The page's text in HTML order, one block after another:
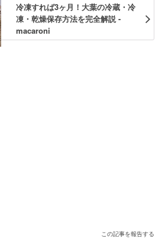
冷凍すれば3ヶ月！大葉の冷蔵・冷
凍・乾燥保存方法を完全解説 -
macaroni
この記事を報告する